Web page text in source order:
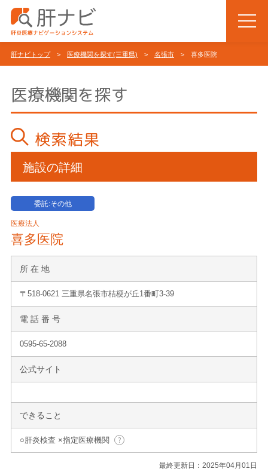
肝ナビトップ> 医療機関を探す(三重県) > 名張市 > 喜多医院
医療機関を探す
検索結果
施設の詳細
委託:その他
医療法人
喜多医院
所 在 地
〒518-0621 三重県名張市桔梗が丘1番町3-39
電 話 番 号
0595-65-2088
公式サイト
できること
○肝炎検査 ×指定医療機関
最終更新日：2025年04月01日